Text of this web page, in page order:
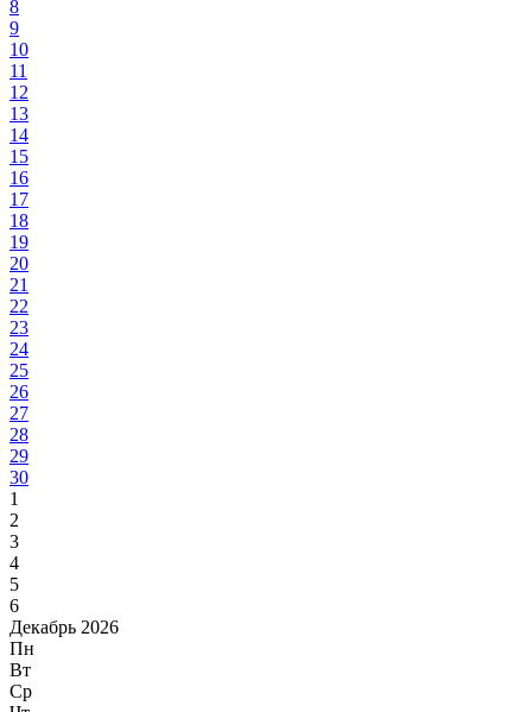
8
9
10
11
12
13
14
15
16
17
18
19
20
21
22
23
24
25
26
27
28
29
30
1
2
3
4
5
6
Декабрь 2026
Пн
Вт
Ср